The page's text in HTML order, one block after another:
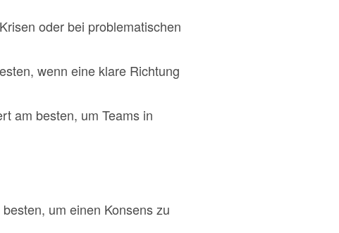
oder bei problematischen
wenn eine klare Richtung
am besten, um Teams in
um einen Konsens zu